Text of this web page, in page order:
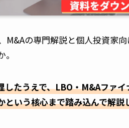
M&Aの専門解説と個人投資家
たうえで、LBO・M&Aファ
いう核心まで踏み込んで解説